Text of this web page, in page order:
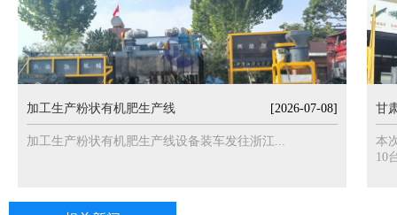
加工生产粉状有机肥生产线 [2026-07-08]
加工生产粉状有机肥生产线设备装车发往浙江...
甘
本
10